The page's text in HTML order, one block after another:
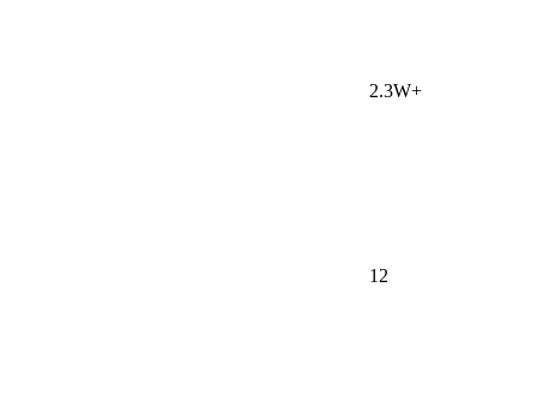
2.3W+
12